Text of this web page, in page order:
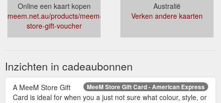
Online een kaart kopen
meem.net.au/products/meem-
store-gift-voucher
Australië
Verken andere kaarten
Inzichten in cadeaubonnen
MeeM Store Gift Card - American Express
A MeeM Store Gift
Card is ideal for when you a just not sure what colour, style, or